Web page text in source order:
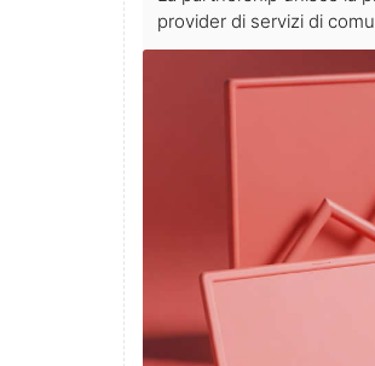
provider di servizi di